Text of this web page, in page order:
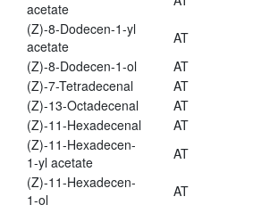
acetate
(Z)-8-Dodecen-1-yl
acetate
AT
(Z)-8-Dodecen-1-ol
AT
(Z)-7-Tetradecenal
AT
(Z)-13-Octadecenal
AT
(Z)-11-Hexadecenal
AT
(Z)-11-Hexadecen-
1-yl acetate
AT
(Z)-11-Hexadecen-
1-ol
AT